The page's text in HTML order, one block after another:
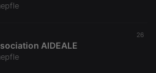
26
AIDEALE